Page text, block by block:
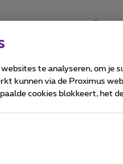
©2026Proximus
te analyseren, om
kunnen via de Proximus
cookies blokkeert, het